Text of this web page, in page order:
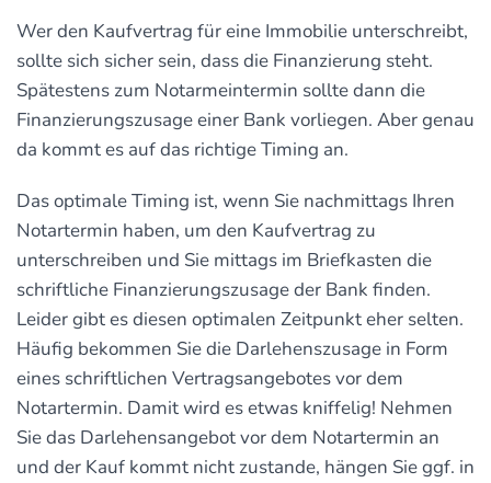
Wer den Kaufvertrag für eine Immobilie unterschreibt,
sollte sich sicher sein, dass die Finanzierung steht.
Spätestens zum Notarmeintermin sollte dann die
Finanzierungszusage einer Bank vorliegen. Aber genau
da kommt es auf das richtige Timing an.
Das optimale Timing ist, wenn Sie nachmittags Ihren
Notartermin haben, um den Kaufvertrag zu
unterschreiben und Sie mittags im Briefkasten die
schriftliche Finanzierungszusage der Bank finden.
Leider gibt es diesen optimalen Zeitpunkt eher selten.
Häufig bekommen Sie die Darlehenszusage in Form
eines schriftlichen Vertragsangebotes vor dem
Notartermin. Damit wird es etwas kniffelig! Nehmen
Sie das Darlehensangebot vor dem Notartermin an
und der Kauf kommt nicht zustande, hängen Sie ggf. in